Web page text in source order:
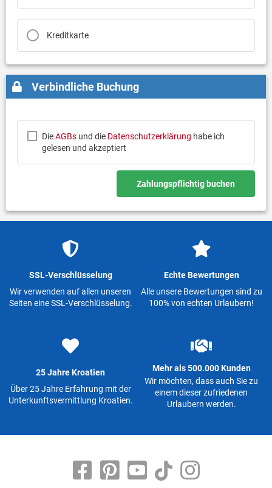
Kreditkarte
Verbindliche Buchung
DieAGBsund die Datenschutzerklärung habe ich
gelesen und akzeptiert
Zahlungspflichtig buchen
SSL-Verschlüsselung
Wir verwenden auf allen unseren
Seiten eine SSL-Verschlüsselung.
Echte Bewertungen
Alle unsere Bewertungen sind zu
100% von echten Urlaubern!
25 Jahre Kroatien
Über 25 Jahre Erfahrung mit der
Unterkunftsvermittlung Kroatien.
Mehr als 500.000 Kunden
Wir möchten, dass auch Sie zu
einem dieser zufriedenen
Urlaubern werden.